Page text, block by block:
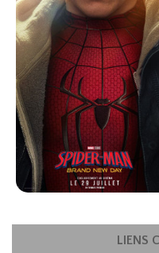
Bande-annonce
Réservation
Action
Horaires et InfosLIENS